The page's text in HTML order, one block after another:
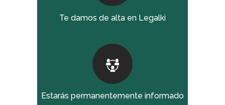
Te damos de alta en Legalki
Estarás permanentemente informado